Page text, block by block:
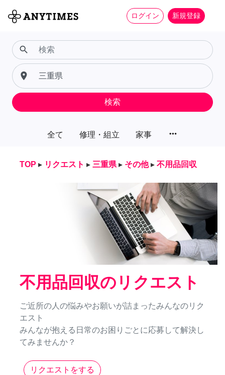
ログイン 新規登録
全て 修理・組立 家事 more_horiz
search
place
検索
TOP ▸ リクエスト ▸ 三重県 ▸ その他 ▸ 不用品回収
不用品回収のリクエスト
ご近所の人の悩みやお願いが詰まったみんなのリク
エスト
みんなが抱える日常のお困りごとに応募して解決し
てみませんか？
リクエストをする